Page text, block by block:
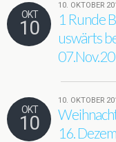
OKT
10
10. OKTOBER
1 Runde
uswärts
OKT
10
10. OKTOBER
16.